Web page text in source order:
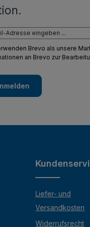
Brevo als unsere
an Brevo zur
Liefer- und
Versandkosten
Widerrufsrecht